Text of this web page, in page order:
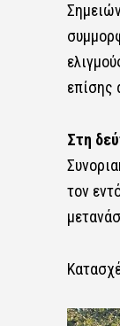
επίσης
Στη
τον